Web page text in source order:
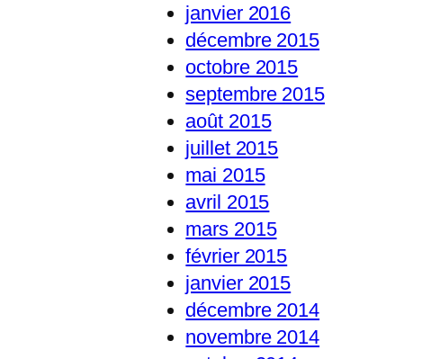
janvier 2016
décembre 2015
octobre 2015
septembre 2015
août 2015
juillet 2015
mai 2015
avril 2015
mars 2015
février 2015
janvier 2015
décembre 2014
novembre 2014